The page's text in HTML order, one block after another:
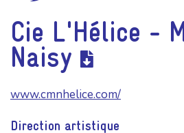
Cie L'Hélice -
Naisy
www.cmnhelice.com/
Direction artistique